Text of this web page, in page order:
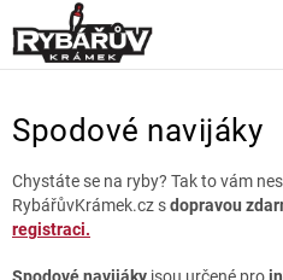
na
obsah
Spodové navijáky
Chystáte se na ryby? Tak to vám
RybářůvKrámek.cz sdopravou
registraci.